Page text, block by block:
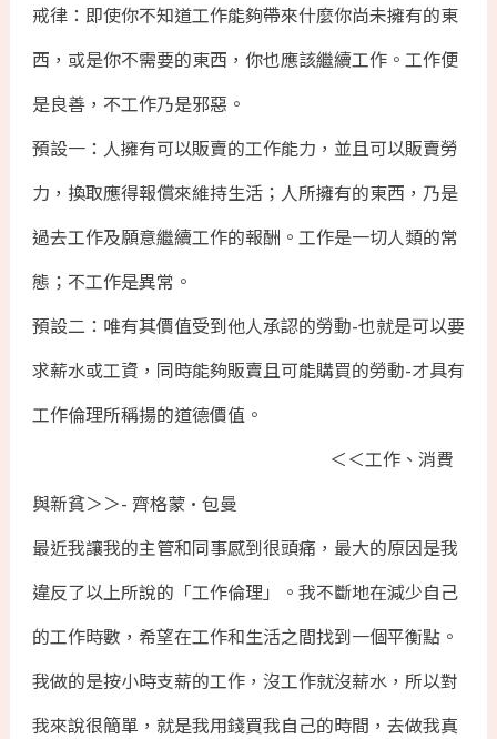
戒律：即使你不知道工作能夠帶來什麼你尚未擁有的東
西，或是你不需要的東西，你也應該繼續工作。工作便
是良善，不工作乃是邪惡。
預設一：人擁有可以販賣的工作能力，並且可以販賣勞
力，換取應得報償來維持生活；人所擁有的東西，乃是
過去工作及願意繼續工作的報酬。工作是一切人類的常
態；不工作是異常。
預設二：唯有其價值受到他人承認的勞動-也就是可以要
求薪水或工資，同時能夠販賣且可能購買的勞動-才具有
工作倫理所稱揚的道德價值。
＜＜工作、消費
與新貧＞＞- 齊格蒙•包曼
最近我讓我的主管和同事感到很頭痛，最大的原因是我
違反了以上所說的「工作倫理」。我不斷地在減少自己
的工作時數，希望在工作和生活之間找到一個平衡點。
我做的是按小時支薪的工作，沒工作就沒薪水，所以對
我來說很簡單，就是我用錢買我自己的時間，去做我真